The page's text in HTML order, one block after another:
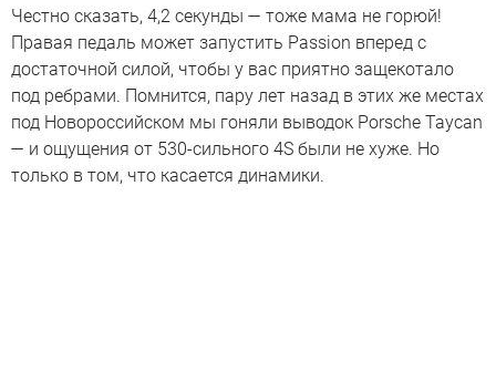
Честно сказать, 4,2 секунды — тоже мама не горюй!
Правая педаль может запустить Passion вперед с
достаточной силой, чтобы у вас приятно защекотало
под ребрами. Помнится, пару лет назад в этих же местах
под Новороссийском мы гоняли выводок Porsche Taycan
— и ощущения от 530-сильного 4S были не хуже. Но
только в том, что касается динамики.